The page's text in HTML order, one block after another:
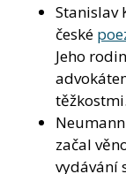
Stanislav
české
Jeho
těžkostmi.
začal
vydávání